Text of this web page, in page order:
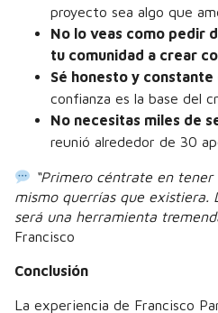
proyecto sea algo que
No lo veas como pedir
tu comunidad a crear
Sé honesto y constante
confianza es la base del
No necesitas miles de
reunió alrededor de 30
“Primero céntrate en
mismo querrías que existiera.
será una herramienta
Francisco
Conclusión
La experiencia de Francisco